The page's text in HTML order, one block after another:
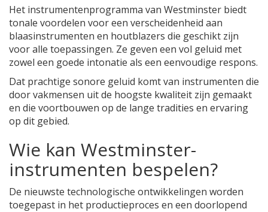
Het instrumentenprogramma van Westminster biedt
tonale voordelen voor een verscheidenheid aan
blaasinstrumenten en houtblazers die geschikt zijn
voor alle toepassingen. Ze geven een vol geluid met
zowel een goede intonatie als een eenvoudige respons.
Dat prachtige sonore geluid komt van instrumenten die
door vakmensen uit de hoogste kwaliteit zijn gemaakt
en die voortbouwen op de lange tradities en ervaring
op dit gebied.
Wie kan Westminster-
instrumenten bespelen?
De nieuwste technologische ontwikkelingen worden
toegepast in het productieproces en een doorlopend